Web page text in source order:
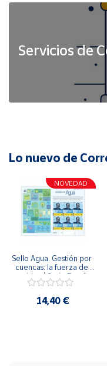
Servicios de
Lo nuevo de
NOVEDAD
Sello Agua. Gestión por
cuencas: la fuerza de
una idea.| Serie España
ES| Pliego Premium
14,40 €